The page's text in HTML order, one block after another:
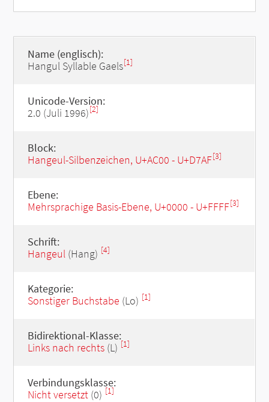
Name (englisch):
Hangul Syllable Gaels[1]
Unicode-Version:
2.0 (Juli 1996)[2]
Block:
Hangeul-Silbenzeichen, U+AC00 - U+D7AF[3]
Ebene:
Mehrsprachige Basis-Ebene, U+0000 - U+FFFF[3]
Schrift:
Hangeul(Hang) [4]
Kategorie:
Sonstiger Buchstabe (Lo) [1]
Bidirektional-Klasse:
Links nach rechts(L) [1]
Verbindungsklasse:
Nicht versetzt(0) [1]